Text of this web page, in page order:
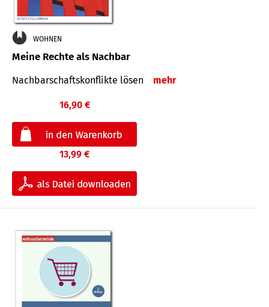
WOHNEN
Meine Rechte als Nachbar
Nach­bar­schafts­konflikte lösen mehr
16,90 €
13,99 €